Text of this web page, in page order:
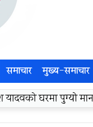
समाचार मुख्य-समाचार
उत्थान